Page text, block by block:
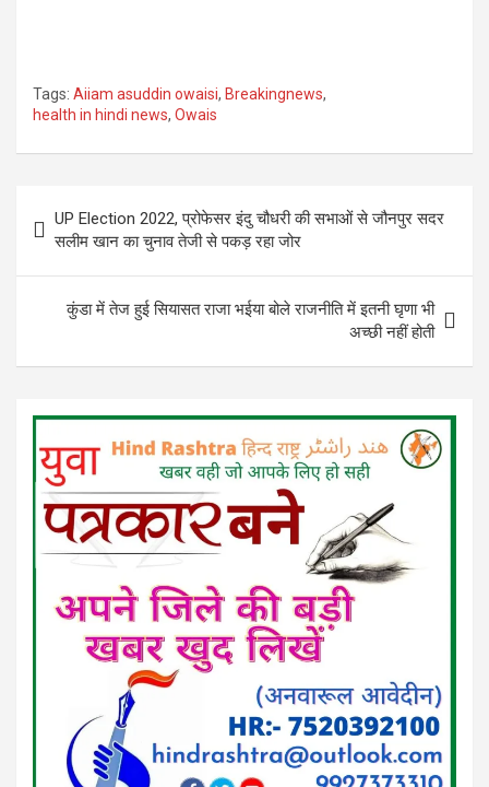
Tags: Aiiam asuddin owaisi, Breakingnews,
health in hindi news, Owais
navigation
UP Election 2022, प्रोफेसर इंदु चौधरी की सभाओं से जौनपुर सदर
सलीम खान का चुनाव तेजी से पकड़ रहा जोर
कुंडा में तेज हुई सियासत राजा भईया बोले राजनीति में इतनी घृणा भी
अच्छी नहीं होती